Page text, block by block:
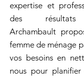
expertise et
des résultats
Archambault
femme de ménage
vos besoins en
nous pour